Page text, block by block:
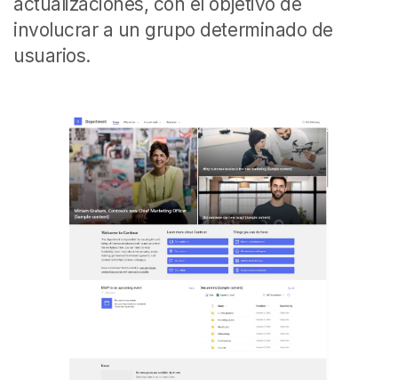
involucrar a un grupo determinado de
usuarios.